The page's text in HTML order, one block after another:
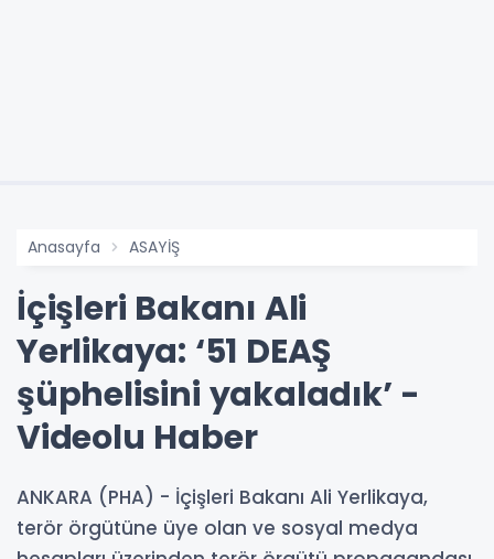
Anasayfa ASAYİŞ
İçişleri Bakanı Ali
Yerlikaya: ‘51 DEAŞ
şüphelisini yakaladık’ -
Videolu Haber
ANKARA (PHA) - İçişleri Bakanı Ali Yerlikaya,
terör örgütüne üye olan ve sosyal medya